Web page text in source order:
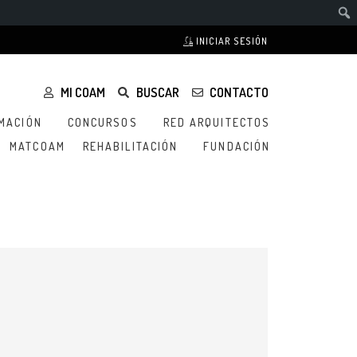
INICIAR SESIÓN
MI COAM BUSCAR CONTACTO
CONCURSOS
RED ARQUITECTOS
MATCOAM
REHABILITACIÓN FUNDACIÓN